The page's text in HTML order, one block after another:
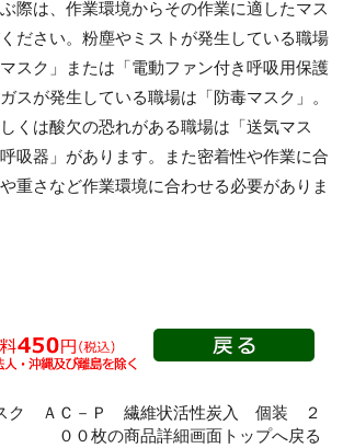
ースマス
エアラインマスク
避難用マスク
際は、作業環境からその作業に適したマス
ださい。粉塵やミストが発生している職場
スク」または「電動ファン付き呼吸用保護
スが発生している職場は「防毒マスク」。
くは酸欠の恐れがある職場は「送気マス
吸器」があります。また密着性や作業に合
重さなど作業環境に合わせる必要がありま
スク ＡＣ－Ｐ 繊維状活性炭入 個装 ２
００枚の商品詳細画面トップへ戻る